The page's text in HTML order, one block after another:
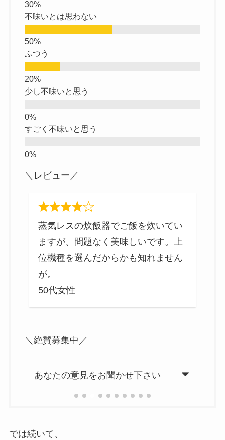
不味いとは思わない
ふつう
少し不味いと思う
すごく不味いと思う
＼レビュー／
蒸気レスの炊飯器でご飯を炊いてい
ますが、問題なく美味しいです。上
位機種を選んだからかも知れません
が。
50代女性
＼絶賛募集中／
あなたの意見をお聞かせ下さい
では続いて、